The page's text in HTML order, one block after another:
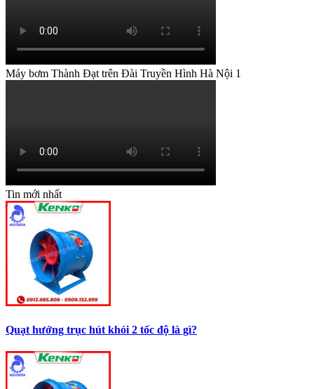
Máy bơm Thành Đạt trên Đài Truyền Hình Hà Nội 1
Tin mới nhất
Quạt hướng trục hút khói 2 tốc độ là gì?